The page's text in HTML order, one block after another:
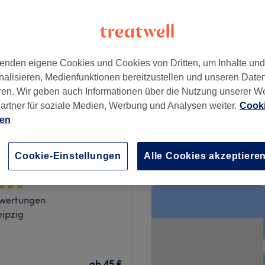
45 €
in Zwickau, Deinem Ort
Auszeiten vom Alltag.
Beauty ( Head spa-
eigene Cookies und Cookies von Dritten, um Inhalte
Medienfunktionen bereitzustellen und unseren
Wir geben auch Informationen über die Nutzung unserer
für soziale Medien, Werbung und Analysen weiter.
Cookie-Einstellungen Alle Cookies akzeptieren